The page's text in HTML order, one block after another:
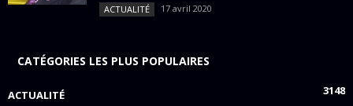
ACTUALITÉ 17 avril 2020
CATÉGORIES LES PLUS POPULAIRES
ACTUALITÉ
3148